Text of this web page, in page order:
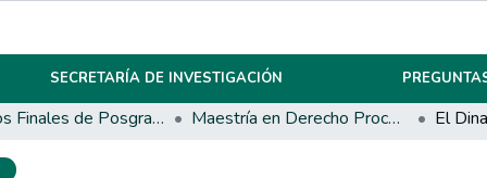
SECRETARÍA DE INVESTIGACIÓN
Trabajos Finales de Posgrados y Maestrías Maestría en Derecho Procesal